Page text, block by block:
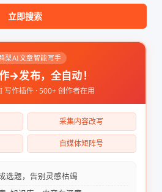
立即搜索
梨AI文章智能写手
→发布，全自动！
写作插件 · 500+ 创作者在用
采集内容改写
自媒体矩阵号
选题，告别灵感枯竭